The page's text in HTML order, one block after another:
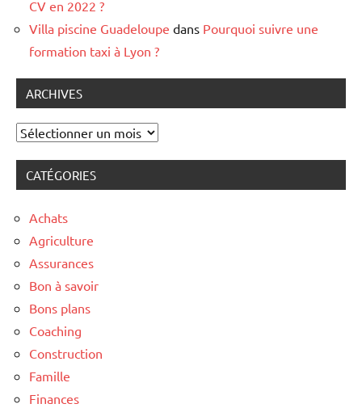
CV en 2022 ?
Villa piscine Guadeloupe dans Pourquoi suivre une
formation taxi à Lyon ?
ARCHIVES
Archives
CATÉGORIES
Achats
Agriculture
Assurances
Bon à savoir
Bons plans
Coaching
Construction
Famille
Finances